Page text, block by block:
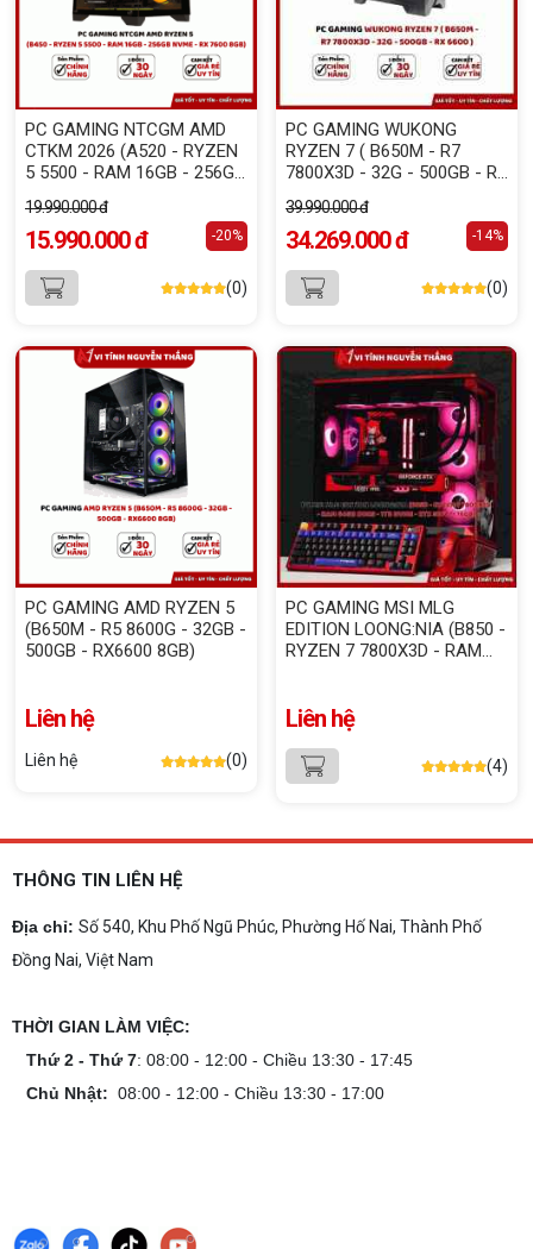
PC GAMING NTCGM AMD
CTKM 2026 (A520 - RYZEN
5 5500 - RAM 16GB - 256GB
19.990.000 đ
15.990.000 đ -20%
(0)
PC GAMING WUKONG
RYZEN 7 ( B650M - R7
7800X3D - 32G - 500GB - RX
39.990.000 đ
34.269.000 đ -14%
(0)
PC GAMING AMD RYZEN 5
(B650M - R5 8600G - 32GB -
500GB - RX6600 8GB)
Liên hệ
Liên hệ (0)
PC GAMING MSI MLG
EDITION LOONG:NIA (B850 -
RYZEN 7 7800X3D - RAM
Liên hệ
(4)
THÔNG TIN LIÊN HỆ
Địa chỉ: Số 540, Khu Phố Ngũ Phúc, Phường Hố Nai, Thành Phố
Đồng Nai, Việt Nam
THỜI GIAN LÀM VIỆC:
Thứ 2 - Thứ 7: 08:00 - 12:00 - Chiều 13:30 - 17:45
Chủ Nhật: 08:00 - 12:00 - Chiều 13:30 - 17:00